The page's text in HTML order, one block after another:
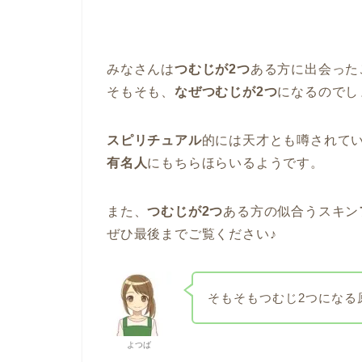
みなさんはつむじが2つある方に出会っ
そもそも、 なぜつむじが2つになるので
スピリチュアル的には天才とも噂されて
有名人にもちらほらいるようです。
また、つむじが2つある方の似合うスキン
ぜひ最後までご覧ください♪
よつば
そもそもつむじ2つにな